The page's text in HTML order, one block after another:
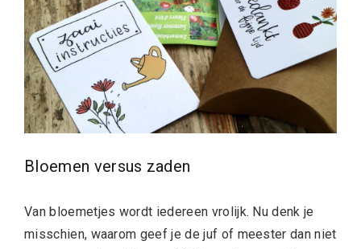
Bloemen versus zaden
Van bloemetjes wordt iedereen vrolijk. Nu denk je
misschien, waarom geef je de juf of meester dan niet